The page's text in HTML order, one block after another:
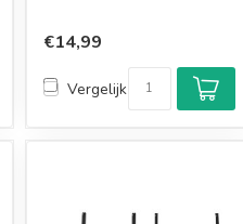
€14,99
Vergelijk